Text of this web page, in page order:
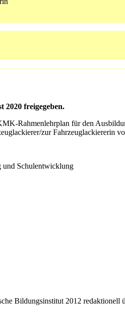
2020 freigegeben.
Rahmenlehrplan für den
zur
und Schulentwicklung
Bildungsinstitut 2012 redaktionell